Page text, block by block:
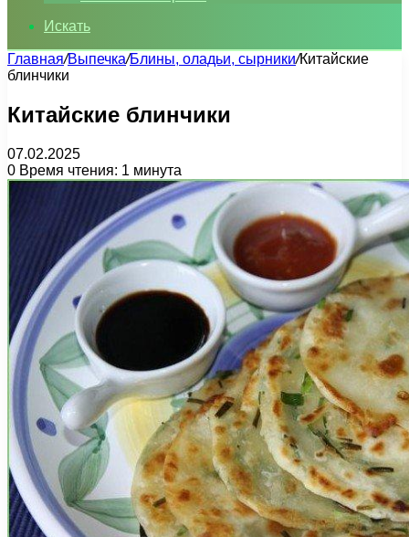
Искать
Главная/Выпечка/Блины, оладьи, сырники/Китайские
блинчики
Китайские блинчики
07.02.2025
0 Время чтения: 1 минута